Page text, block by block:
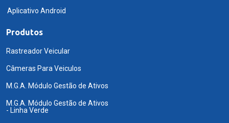
Aplicativo Android
Produtos
Rastreador Veicular
Câmeras Para Veiculos
M.G.A. Módulo Gestão de Ativos
M.G.A. Módulo Gestão de Ativos
- Linha Verde